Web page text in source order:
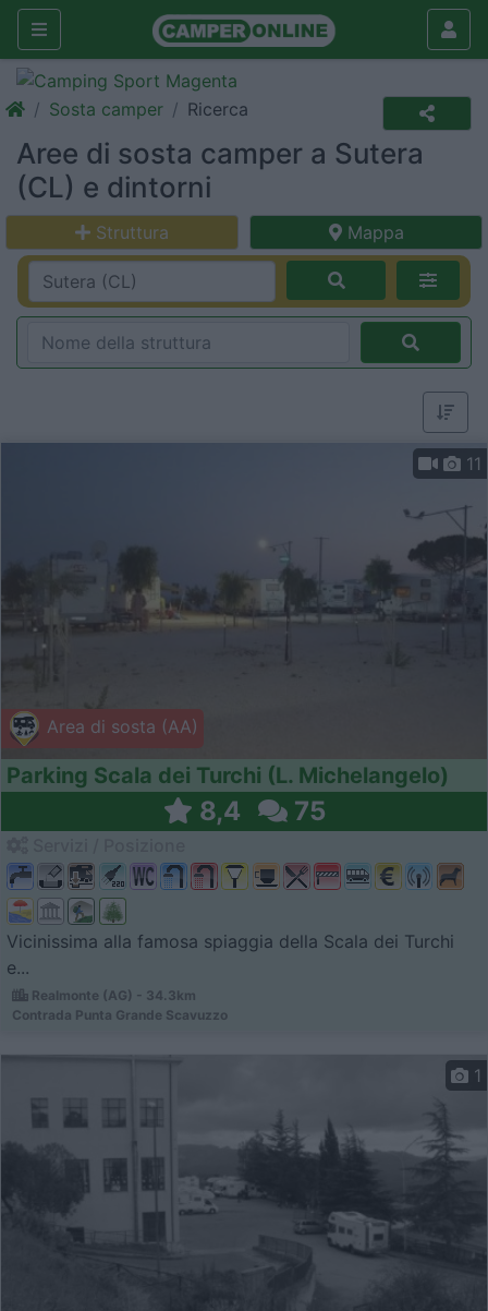
Sosta camper Ricerca
Aree di sosta camper a Sutera
(CL) e dintorni
Struttura Mappa
Area di sosta (AA)
11
Parking Scala dei Turchi (L. Michelangelo)
8,4 75
Vicinissima alla famosa spiaggia della Scala dei Turchi
e...
Realmonte (AG) - 34.3km
Contrada Punta Grande Scavuzzo
1